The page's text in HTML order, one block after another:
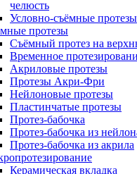
челюсть
Условно-съёмные протезы
протезы
Съёмный протез на
Временное
Акриловые протезы
Протезы Акри-Фри
Нейлоновые протезы
Пластинчатые протезы
Протез-бабочка
Протез-бабочка из
Протез-бабочка из акрила
Керамическая вкладка